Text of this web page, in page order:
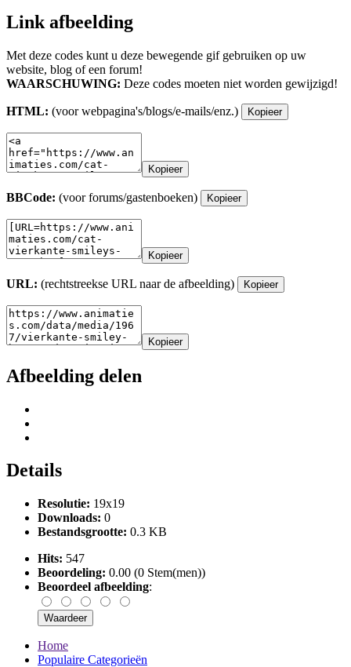
Link afbeelding
Met deze codes kunt u deze bewegende gif gebruiken op uw
website, blog of een forum!
WAARSCHUWING: Deze codes moeten niet worden gewijzigd!
HTML: (voor webpagina's/blogs/e-mails/enz.) Kopieer
Kopieer
BBCode: (voor forums/gastenboeken) Kopieer
Kopieer
URL: (rechtstreekse URL naar de afbeelding) Kopieer
Kopieer
Afbeelding delen
Details
Resolutie: 19x19
Downloads: 0
Bestandsgrootte: 0.3 KB
Hits: 547
Beoordeling: 0.00 (0 Stem(men))
Beoordeel afbeelding:
Home
Populaire Categorieën